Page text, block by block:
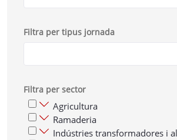
Filtra per tipus jornada
Filtra per sector
Agricultura
Ramaderia
Indústries transformadores i